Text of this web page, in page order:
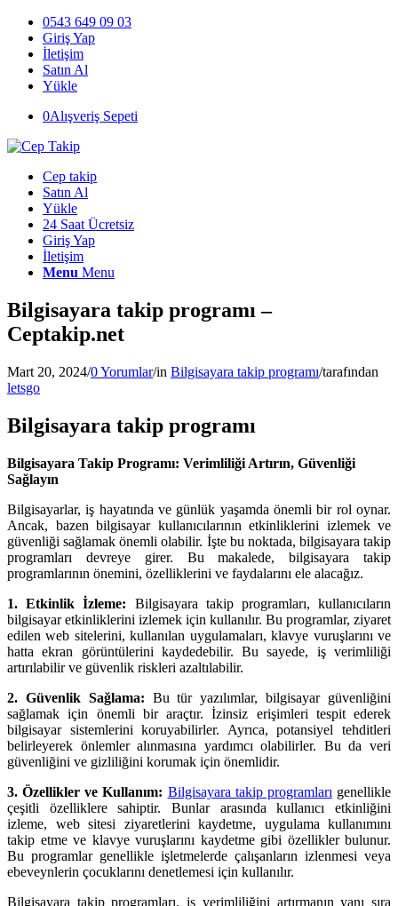
0543 649 09 03
Giriş Yap
İletişim
Satın Al
Yükle
0Alışveriş Sepeti
Cep takip
Satın Al
Yükle
24 Saat Ücretsiz
Giriş Yap
İletişim
Menu Menu
Bilgisayara takip programı –
Ceptakip.net
Mart 20, 2024/0 Yorumlar/in Bilgisayara takip programı/tarafından
letsgo
Bilgisayara takip programı
Bilgisayara Takip Programı: Verimliliği Artırın, Güvenliği
Sağlayın
Bilgisayarlar, iş hayatında ve günlük yaşamda önemli bir rol oynar.
Ancak, bazen bilgisayar kullanıcılarının etkinliklerini izlemek ve
güvenliği sağlamak önemli olabilir. İşte bu noktada, bilgisayara takip
programları devreye girer. Bu makalede, bilgisayara takip
programlarının önemini, özelliklerini ve faydalarını ele alacağız.
1. Etkinlik İzleme: Bilgisayara takip programları, kullanıcıların
bilgisayar etkinliklerini izlemek için kullanılır. Bu programlar, ziyaret
edilen web sitelerini, kullanılan uygulamaları, klavye vuruşlarını ve
hatta ekran görüntülerini kaydedebilir. Bu sayede, iş verimliliği
artırılabilir ve güvenlik riskleri azaltılabilir.
2. Güvenlik Sağlama: Bu tür yazılımlar, bilgisayar güvenliğini
sağlamak için önemli bir araçtır. İzinsiz erişimleri tespit ederek
bilgisayar sistemlerini koruyabilirler. Ayrıca, potansiyel tehditleri
belirleyerek önlemler alınmasına yardımcı olabilirler. Bu da veri
güvenliğini ve gizliliğini korumak için önemlidir.
3. Özellikler ve Kullanım: Bilgisayara takip programları genellikle
çeşitli özelliklere sahiptir. Bunlar arasında kullanıcı etkinliğini
izleme, web sitesi ziyaretlerini kaydetme, uygulama kullanımını
takip etme ve klavye vuruşlarını kaydetme gibi özellikler bulunur.
Bu programlar genellikle işletmelerde çalışanların izlenmesi veya
ebeveynlerin çocuklarını denetlemesi için kullanılır.
Bilgisayara takip programları, iş verimliliğini artırmanın yanı sıra